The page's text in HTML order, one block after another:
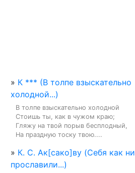
» К *** (В толпе взыскательно
холодной...)
В толпе взыскательно холодной
Стоишь ты, как в чужом краю;
Гляжу на твой порыв бесплодный,
На праздную тоску твою....
» К. С. Ак[сако]ву (Себя как ни
прославили...)